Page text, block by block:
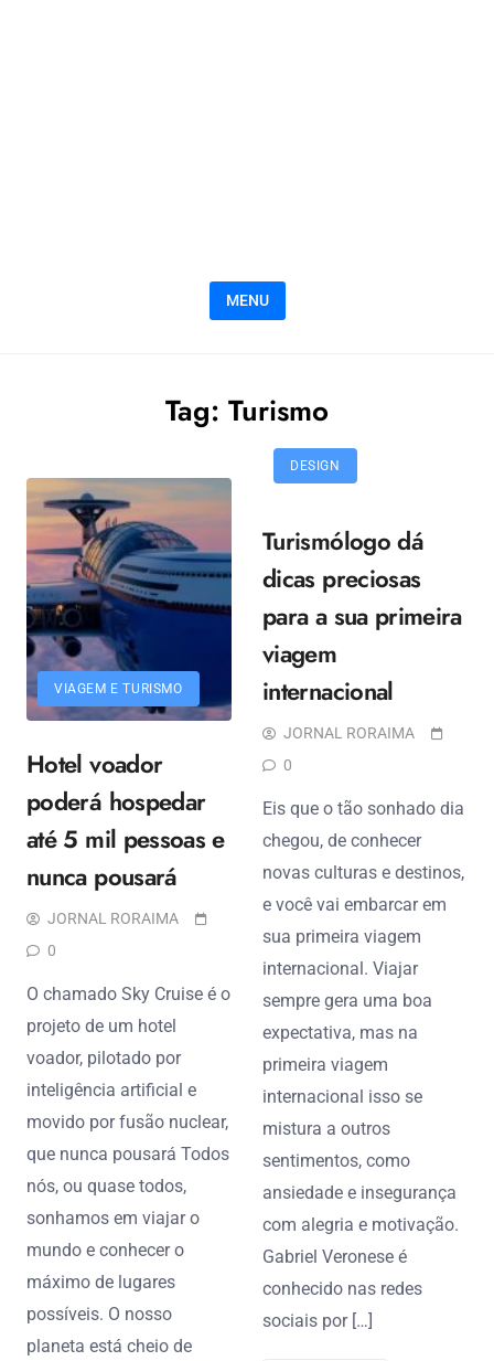
MENU
Tag: Turismo
VIAGEM E TURISMO
Hotel voador
poderá hospedar
até 5 mil pessoas e
nunca pousará
JORNAL RORAIMA
0
O chamado Sky Cruise é o
projeto de um hotel
voador, pilotado por
inteligência artificial e
movido por fusão nuclear,
que nunca pousará Todos
nós, ou quase todos,
sonhamos em viajar o
mundo e conhecer o
máximo de lugares
possíveis. O nosso
planeta está cheio de
DESIGN
Turismólogo dá
dicas preciosas
para a sua primeira
viagem
internacional
JORNAL RORAIMA
0
Eis que o tão sonhado dia
chegou, de conhecer
novas culturas e destinos,
e você vai embarcar em
sua primeira viagem
internacional. Viajar
sempre gera uma boa
expectativa, mas na
primeira viagem
internacional isso se
mistura a outros
sentimentos, como
ansiedade e insegurança
com alegria e motivação.
Gabriel Veronese é
conhecido nas redes
sociais por […]